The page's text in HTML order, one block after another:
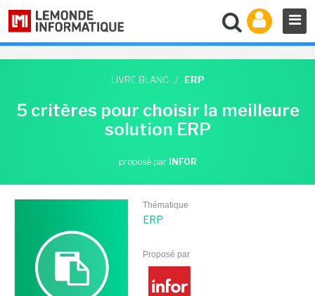
LIVRE BLANC / ERP
5 critères pour choisir la meilleure
solution ERP
proposé par INFOR
Thématique
ERP
Proposé par